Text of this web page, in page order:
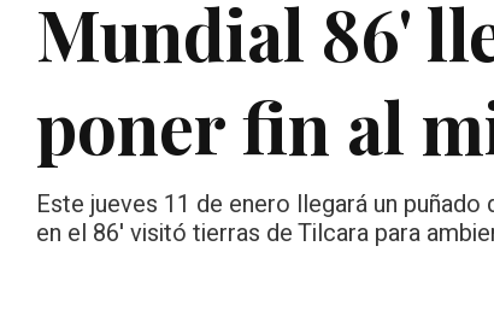
Mundial 86'
poner fin al
Este jueves 11 de enero llegará un
en el 86' visitó tierras de Tilcara para